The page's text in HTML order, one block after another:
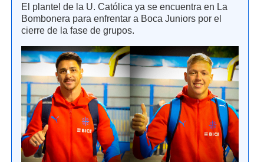
El plantel de la U. Católica ya se encuentra en La
Bombonera para enfrentar a Boca Juniors por el
cierre de la fase de grupos.